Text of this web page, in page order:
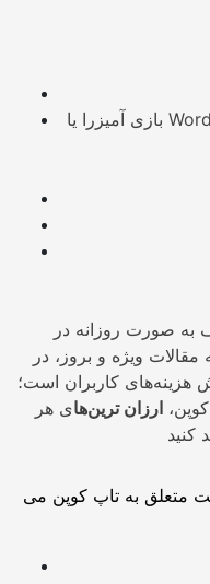
به صورت روزانه در
مقالات ویژه و بروز، در
کاربران است؛
ارزان ترین‌های هر
متعلق به تاپ کوپن می